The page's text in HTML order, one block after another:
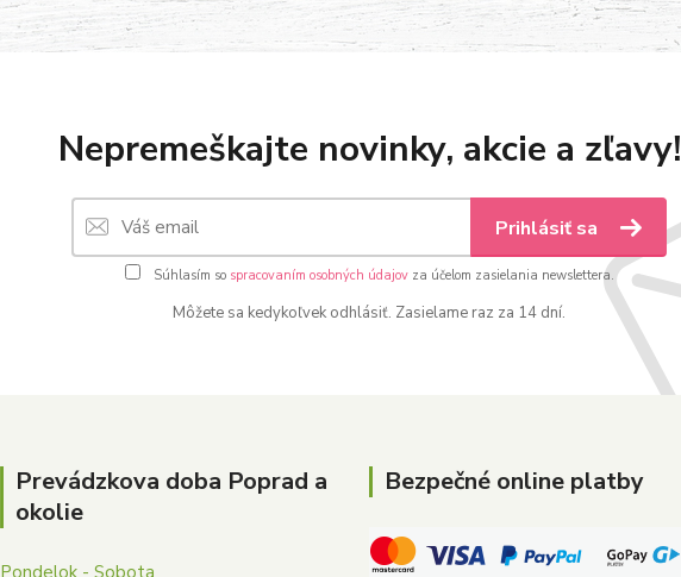
Nepremeškajte novinky, akcie a zľavy!
Prihlásiť sa
Súhlasím so spracovaním osobných údajovza účelom zasielania newslettera.
Môžete sa kedykoľvek odhlásiť. Zasielame raz za 14 dní.
Prevádzkova doba Poprad a
okolie
Pondelok - Sobota
Bezpečné online platby